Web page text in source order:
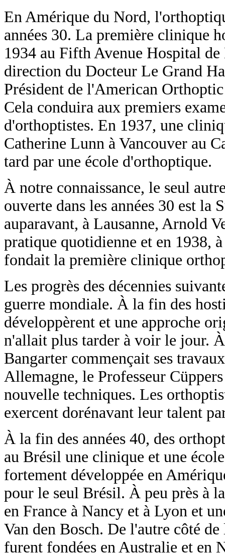
En Amérique du Nord,
années 30. La première clinique
1934 au Fifth Avenue Hospital
direction du Docteur Le Grand
Président de l'American
Cela conduira aux premiers
d'orthoptistes. En 1937, une
Catherine Lunn à Vancouver au
tard par une école d'orthoptique.
À notre connaissance, le seul
ouverte dans les années 30 est la
auparavant, à Lausanne, Arnold
pratique quotidienne et en 1938,
fondait la première clinique
Les progrès des décennies
guerre mondiale. À la fin des
développèrent et une approche
n'allait plus tarder à voir le jour.
Bangarter commençait ses
Allemagne, le Professeur
nouvelle techniques. Les
exercent dorénavant leur talent
À la fin des années 40, des
au Brésil une clinique et une
fortement développée en
pour le seul Brésil. À peu près à
en France à Nancy et à Lyon et
Van den Bosch. De l'autre côté
furent fondées en Australie et en